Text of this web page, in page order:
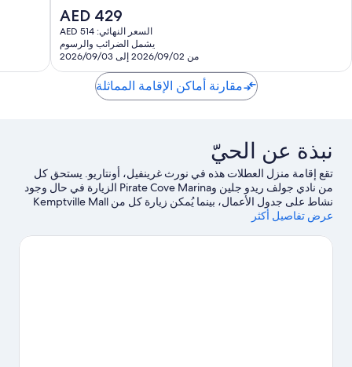
السعر
الحالي
هو
AED
429
AED 429
السعر النهائي: AED 514
يشمل الضرائب والرسوم
من 2026/09/02 إلى 2026/09/03
مقارنة أماكن الإقامة المماثلة
نبذة عن الحيّ
تقع إقامة منزل العطلات هذه في نورث غرينفيل، أونتاريو. يستحق كل
من نادي جولف ريدو جلين وPirate Cove Marina الزيارة في حال وجود
نشاط على جدول الأعمال، بينما يُمكن زيارة كل من Kemptville Mall
Zoological Sanctuary & Garden Center أيضًا.
عرض تفاصيل أكثر